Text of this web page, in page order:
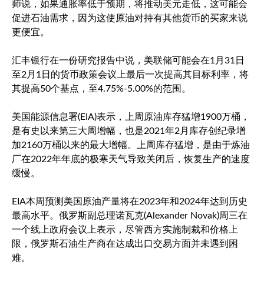
师说，如果通胀率低于预期，将推动美元走低，这可能会
促进石油需求，因为这使原油对持有其他货币的买家来说
更便宜。
汇丰银行在一份研究报告中说，美联储可能会在1月31日
至2月1日的货币政策会议上最后一次提高其目标利率，将
其提高50个基点，至4.75%-5.00%的范围。
美国能源信息署(EIA)表示，上周原油库存猛增1900万桶，
是有史以来第三大周增幅，也是2021年2月库存创纪录增
加2160万桶以来的最大增幅。上周库存猛增，是由于炼油
厂在2022年年底的极寒天气导致关闭后，恢复生产的速度
缓慢。
EIA本周预测美国原油产量将在2023年和2024年达到历史
最高水平。俄罗斯副总理诺瓦克(Alexander Novak)周三在
一个线上政府会议上表示，尽管西方实施制裁和价格上
限，俄罗斯石油生产商在达成出口交易方面并未遇到困
难。